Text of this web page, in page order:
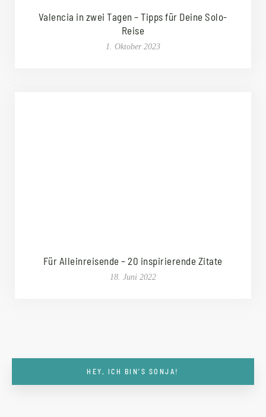
Valencia in zwei Tagen – Tipps für Deine Solo-
Reise
1. Oktober 2023
Für Alleinreisende – 20 inspirierende Zitate
18. Juni 2022
HEY, ICH BIN’S SONJA!